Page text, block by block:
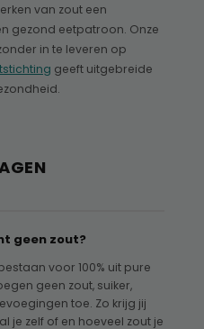
van zout een
gezond eetpatroon. Onze
in te leveren op
geeft uitgebreide
geen zout?
voor 100% uit pure
geen zout, suiker,
toe. Zo krijg jij
je zelf of en hoeveel zout je